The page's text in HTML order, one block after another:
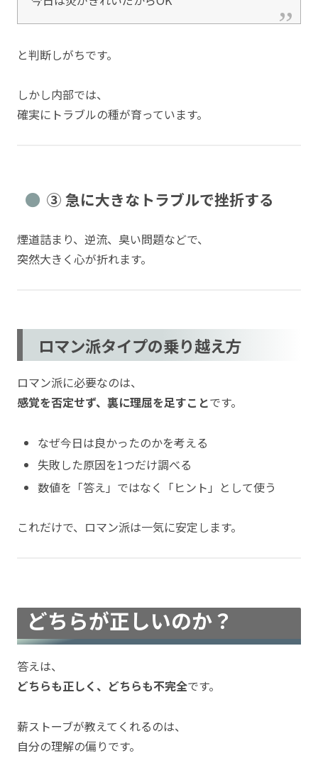
と判断しがちです。
しかし内部では、
確実にトラブルの種が育っています。
③ 急に大きなトラブルで挫折する
煙道詰まり、逆流、臭い問題などで、
突然大きく心が折れます。
ロマン派タイプの乗り越え方
ロマン派に必要なのは、
感覚を否定せず、裏に理屈を足すことです。
なぜ今日は良かったのかを考える
失敗した原因を1つだけ調べる
数値を「答え」ではなく「ヒント」として使う
これだけで、ロマン派は一気に安定します。
どちらが正しいのか？
答えは、
どちらも正しく、どちらも不完全です。
薪ストーブが教えてくれるのは、
自分の理解の偏りです。